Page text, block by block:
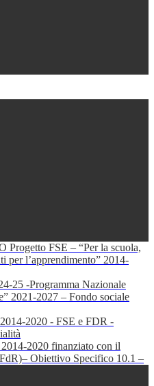
Progetto FSE – “Per la scuola,
per l’apprendimento” 2014-
25 -Programma Nazionale
2021-2027 – Fondo sociale
2020 - FSE e FDR -
2020 finanziato con il
Obiettivo Specifico 10.1 –